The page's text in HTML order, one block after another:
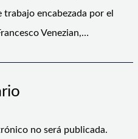
encabezada por el
Venezian,…
no será publicada.